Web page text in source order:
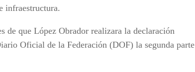
infraestructura.
de que López Obrador realizara la declaración
Oficial de la Federación (DOF) la segunda parte